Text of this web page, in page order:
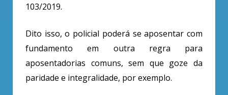
103/2019.
Dito isso, o policial poderá se aposentar com
fundamento em outra regra para
aposentadorias comuns, sem que goze da
paridade e integralidade, por exemplo.